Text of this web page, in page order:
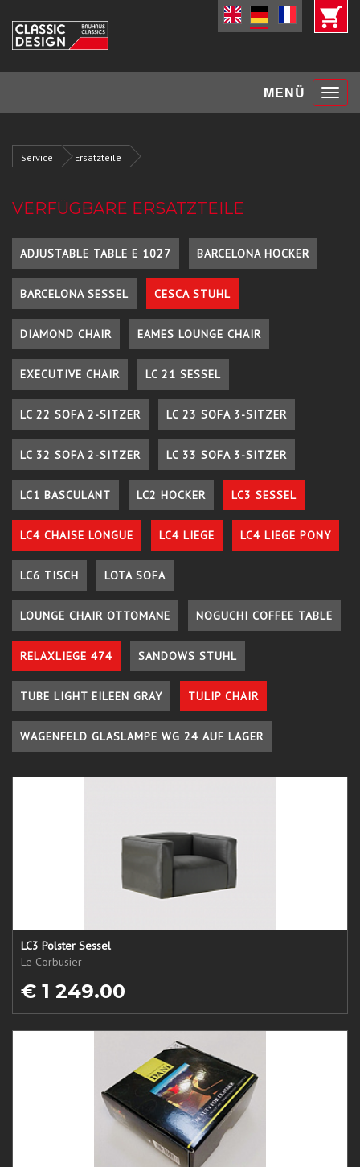
MENÜ Toggle
Service Ersatzteile
VERFÜGBARE ERSATZTEILE
ADJUSTABLE TABLE E 1027 BARCELONA HOCKER
BARCELONA SESSEL CESCA STUHL
DIAMOND CHAIR EAMES LOUNGE CHAIR
EXECUTIVE CHAIR LC 21 SESSEL
LC 22 SOFA 2-SITZER LC 23 SOFA 3-SITZER
LC 32 SOFA 2-SITZER LC 33 SOFA 3-SITZER
LC1 BASCULANT LC2 HOCKER LC3 SESSEL
LC4 CHAISE LONGUE LC4 LIEGE LC4 LIEGE PONY
LC6 TISCH LOTA SOFA
LOUNGE CHAIR OTTOMANE NOGUCHI COFFEE TABLE
RELAXLIEGE 474 SANDOWS STUHL
TUBE LIGHT EILEEN GRAY TULIP CHAIR
WAGENFELD GLASLAMPE WG 24 AUF LAGER
LC3 Polster Sessel
Le Corbusier
€ 1 249.00